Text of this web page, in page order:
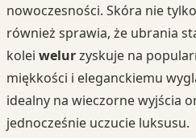
nowoczesności. Skóra nie
również sprawia, że ubrania
kolei welurzyskuje na
miękkości i eleganckiemu
idealny na wieczorne wyjścia
jednocześnie uczucie luksusu.